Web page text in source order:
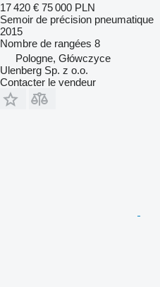
17 420 € 75 000 PLN
Semoir de précision pneumatique
2015
Nombre de rangées 8
Pologne, Główczyce
Ulenberg Sp. z o.o.
Contacter le vendeur